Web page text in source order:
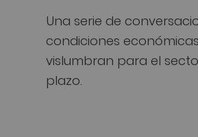
Una serie de
condiciones
vislumbran para el
plazo.